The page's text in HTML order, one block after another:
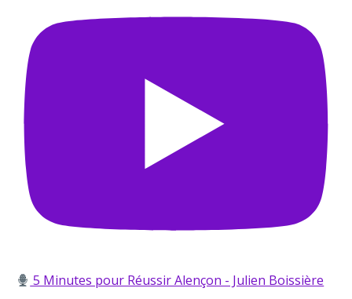
5 Minutes pour Réussir Alençon - Julien Boissière